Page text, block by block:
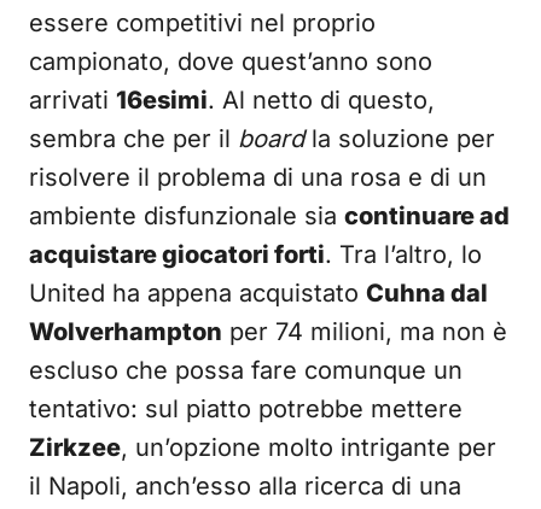
essere competitivi nel proprio
campionato, dove quest’anno sono
arrivati 16esimi. Al netto di questo,
sembra che per il boardla soluzione per
risolvere il problema di una rosa e di un
ambiente disfunzionale sia continuare ad
acquistare giocatori forti. Tra l’altro, lo
United ha appena acquistato Cuhna dal
Wolverhampton per 74 milioni, ma non è
escluso che possa fare comunque un
tentativo: sul piatto potrebbe mettere
Zirkzee, un’opzione molto intrigante per
il Napoli, anch’esso alla ricerca di una